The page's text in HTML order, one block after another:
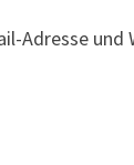
Adresse